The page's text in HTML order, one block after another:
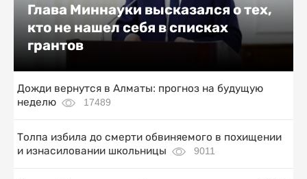
Глава Миннауки высказался о тех,
кто не нашел себя в списках
грантов
Дожди вернутся в Алматы: прогноз на будущую
неделю
17489
Толпа избила до смерти обвиняемого в похищении
и изнасиловании школьницы
9011